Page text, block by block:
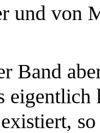
und von
Band